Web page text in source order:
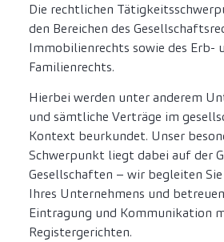
Die rechtlichen
den Bereichen des
Immobilienrechts sowie des Erb-
Familienrechts.
Hierbei werden unter anderem
und sämtliche Verträge im
Kontext beurkundet. Unser
Schwerpunkt liegt dabei auf der
Gesellschaften – wir begleiten
Ihres Unternehmens und
Eintragung und Kommunikation
Registergerichten.